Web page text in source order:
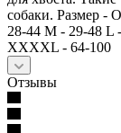
собаки. Размер -
28-44 M - 29-48
XXXXL - 64-100
Отзывы